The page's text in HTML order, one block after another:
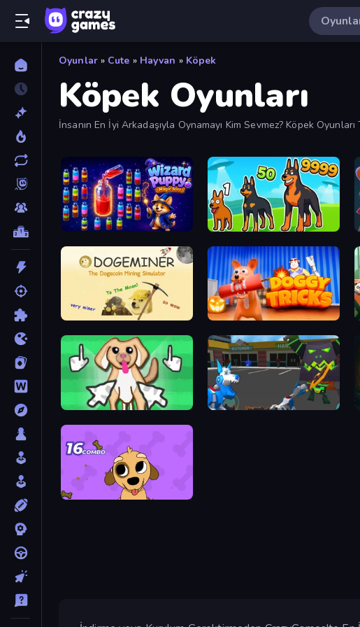
Oyunlar » Cute » Hayvan » Köpek
Köpek Oyunları
İnsanın En İyi Arkadaşıyla Oynamayı Kim Sevmez? Köpek
Wizard Puppy: Magic Sort Dogs vs Aliens
Doge Miner Doggy Tricks
Doggo Clicker Robot Dog City Simulator
Good Doggo